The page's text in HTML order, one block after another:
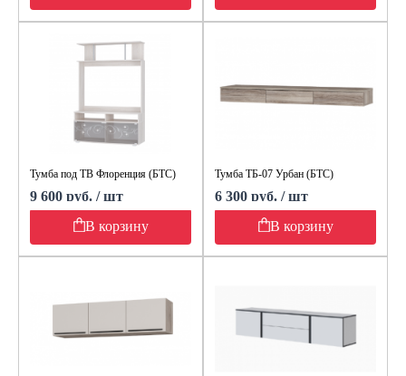
Тумба под ТВ Флоренция (БТС)
9 600 руб. / шт
В корзину
Тумба ТБ-07 Урбан (БТС)
6 300 руб. / шт
В корзину